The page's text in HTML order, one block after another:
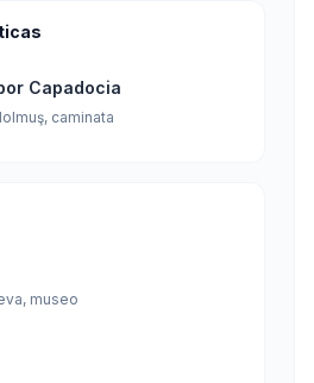
Capadocia
caminata
museo